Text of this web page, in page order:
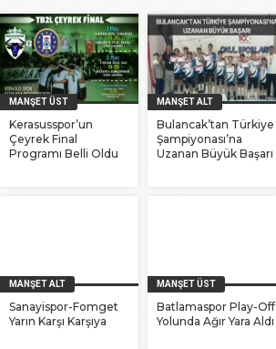
MANŞET ÜST
Kerasusspor’un
Çeyrek Final
Programı Belli Oldu
MANŞET ALT
Bulancak’tan Türkiye
Şampiyonası’na
Uzanan Büyük Başarı
MANŞET ALT
Sanayispor-Fomget
Yarın Karşı Karşıya
MANŞET ÜST
Batlamaspor Play-Off
Yolunda Ağır Yara Aldı